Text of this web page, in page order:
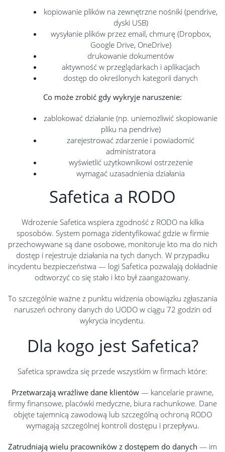
kopiowanie plików na zewnętrzne nośniki (pendrive,
dyski USB)
wysyłanie plików przez email, chmurę (Dropbox,
Google Drive, OneDrive)
drukowanie dokumentów
aktywność w przeglądarkach i aplikacjach
dostęp do określonych kategorii danych
Co może zrobić gdy wykryje naruszenie:
zablokować działanie (np. uniemożliwić skopiowanie
pliku na pendrive)
zarejestrować zdarzenie i powiadomić
administratora
wyświetlić użytkownikowi ostrzeżenie
wymagać uzasadnienia działania
Safetica a RODO
Wdrożenie Safetica wspiera zgodność z RODO na kilka
sposobów. System pomaga zidentyfikować gdzie w firmie
przechowywane są dane osobowe, monitoruje kto ma do nich
dostęp i rejestruje działania na tych danych. W przypadku
incydentu bezpieczeństwa — logi Safetica pozwalają dokładnie
odtworzyć co się stało i kto był zaangażowany.
To szczególnie ważne z punktu widzenia obowiązku zgłaszania
naruszeń ochrony danych do UODO w ciągu 72 godzin od
wykrycia incydentu.
Dla kogo jest Safetica?
Safetica sprawdza się przede wszystkim w firmach które:
Przetwarzają wrażliwe dane klientów — kancelarie prawne,
firmy finansowe, placówki medyczne, biura rachunkowe. Dane
objęte tajemnicą zawodową lub szczególną ochroną RODO
wymagają szczególnej kontroli dostępu i przepływu.
Zatrudniają wielu pracowników z dostępem do danych — im